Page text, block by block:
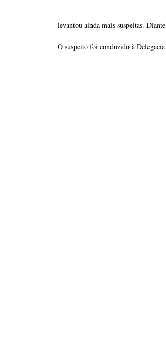
levantou ainda mais suspeitas.
O suspeito foi conduzido à